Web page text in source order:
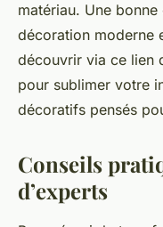
matériau. Une
décoration moderne
découvrir via ce lien
pour sublimer votre
décoratifs pensés
Conseils
d’experts